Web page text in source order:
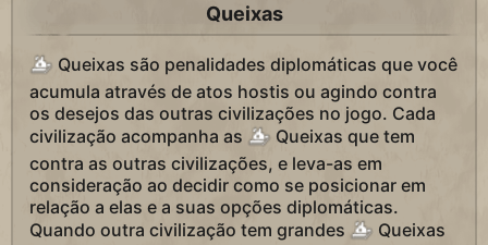
Queixas
Queixas são penalidades diplomáticas que você
acumula através de atos hostis ou agindo contra
os desejos das outras civilizações no jogo. Cada
civilização acompanha as
Queixas que tem
contra as outras civilizações, e leva-as em
consideração ao decidir como se posicionar em
relação a elas e a suas opções diplomáticas.
Quando outra civilização tem grandes
Queixas